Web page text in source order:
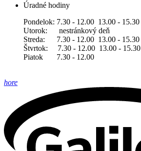
Úradné hodiny
Pondelok: 7.30 - 12.00 13.00 - 15.30
Utorok: nestránkový deň
Streda: 7.30 - 12.00 13.00 - 15.30
Štvrtok: 7.30 - 12.00 13.00 - 15.30
Piatok 7.30 - 12.00
hore